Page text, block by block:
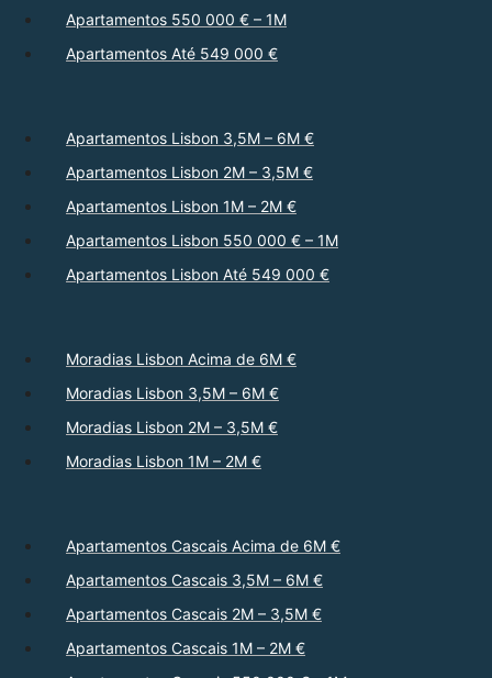
Apartamentos 550 000 € – 1M
Apartamentos Até 549 000 €
Apartamentos Lisbon 3,5M – 6M €
Apartamentos Lisbon 2M – 3,5M €
Apartamentos Lisbon 1M – 2M €
Apartamentos Lisbon 550 000 € – 1M
Apartamentos Lisbon Até 549 000 €
Moradias Lisbon Acima de 6M €
Moradias Lisbon 3,5M – 6M €
Moradias Lisbon 2M – 3,5M €
Moradias Lisbon 1M – 2M €
Apartamentos Cascais Acima de 6M €
Apartamentos Cascais 3,5M – 6M €
Apartamentos Cascais 2M – 3,5M €
Apartamentos Cascais 1M – 2M €